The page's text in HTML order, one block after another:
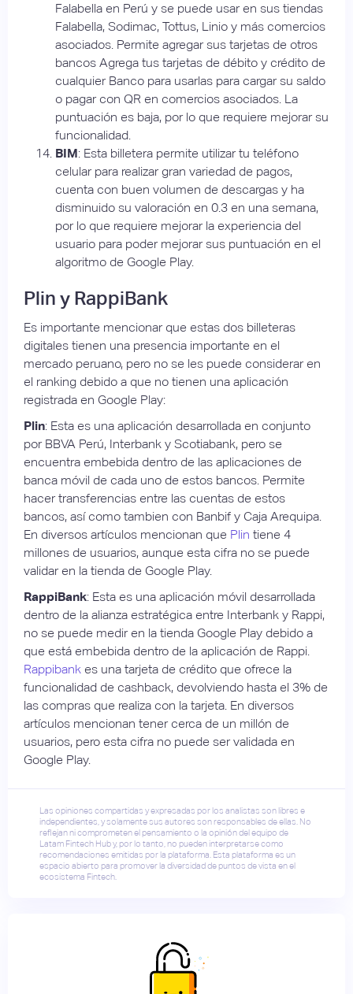
Falabella en Perú y se puede usar en sus tiendas
Falabella, Sodimac, Tottus, Linio y más comercios
asociados. Permite agregar sus tarjetas de otros
bancos Agrega tus tarjetas de débito y crédito de
cualquier Banco para usarlas para cargar su saldo
o pagar con QR en comercios asociados. La
puntuación es baja, por lo que requiere mejorar su
funcionalidad.
BIM: Esta billetera permite utilizar tu teléfono
celular para realizar gran variedad de pagos,
cuenta con buen volumen de descargas y ha
disminuido su valoración en 0.3 en una semana,
por lo que requiere mejorar la experiencia del
usuario para poder mejorar sus puntuación en el
algoritmo de Google Play.
Plin y RappiBank
Es importante mencionar que estas dos billeteras
digitales tienen una presencia importante en el
mercado peruano, pero no se les puede considerar en
el ranking debido a que no tienen una aplicación
registrada en Google Play:
Plin: Esta es una aplicación desarrollada en conjunto
por BBVA Perú, Interbank y Scotiabank, pero se
encuentra embebida dentro de las aplicaciones de
banca móvil de cada uno de estos bancos. Permite
hacer transferencias entre las cuentas de estos
bancos, así como tambien con Banbif y Caja Arequipa.
En diversos artículos mencionan que Plin tiene 4
millones de usuarios, aunque esta cifra no se puede
validar en la tienda de Google Play.
RappiBank: Esta es una aplicación móvil desarrollada
dentro de la alianza estratégica entre Interbank y Rappi,
no se puede medir en la tienda Google Play debido a
que está embebida dentro de la aplicación de Rappi.
Rappibank es una tarjeta de crédito que ofrece la
funcionalidad de cashback, devolviendo hasta el 3% de
las compras que realiza con la tarjeta. En diversos
artículos mencionan tener cerca de un millón de
usuarios, pero esta cifra no puede ser validada en
Google Play.
Las opiniones compartidas y expresadas por los analistas son libres e
independientes, y solamente sus autores son responsables de ellas. No
reflejan ni comprometen el pensamiento o la opinión del equipo de
Latam Fintech Hub y, por lo tanto, no pueden interpretarse como
recomendaciones emitidas por la plataforma. Esta plataforma es un
espacio abierto para promover la diversidad de puntos de vista en el
ecosistema Fintech.